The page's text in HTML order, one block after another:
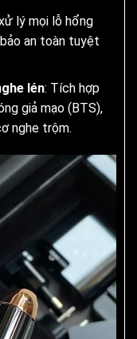
lý mọi lỗ hổng
an toàn tuyệt
lén: Tích hợp
giả mạo (BTS),
nghe trộm.